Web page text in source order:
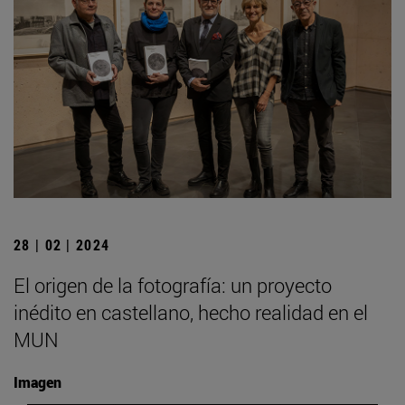
28 | 02 | 2024
El origen de la fotografía: un proyecto
inédito en castellano, hecho realidad en el
MUN
Imagen